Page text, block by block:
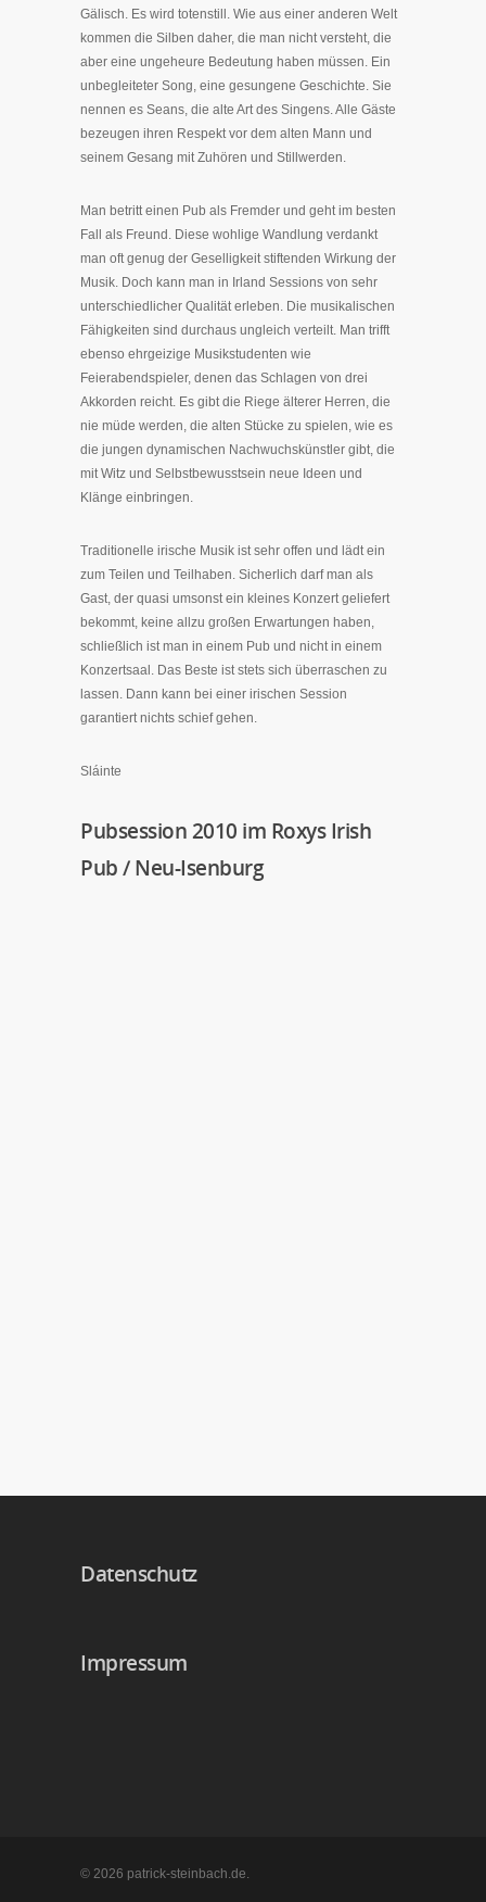
Gälisch. Es wird totenstill. Wie aus einer anderen Welt
kommen die Silben daher, die man nicht versteht, die
aber eine ungeheure Bedeutung haben müssen. Ein
unbegleiteter Song, eine gesungene Geschichte. Sie
nennen es Seans, die alte Art des Singens. Alle Gäste
bezeugen ihren Respekt vor dem alten Mann und
seinem Gesang mit Zuhören und Stillwerden.
Man betritt einen Pub als Fremder und geht im besten
Fall als Freund. Diese wohlige Wandlung verdankt
man oft genug der Geselligkeit stiftenden Wirkung der
Musik. Doch kann man in Irland Sessions von sehr
unterschiedlicher Qualität erleben. Die musikalischen
Fähigkeiten sind durchaus ungleich verteilt. Man trifft
ebenso ehrgeizige Musikstudenten wie
Feierabendspieler, denen das Schlagen von drei
Akkorden reicht. Es gibt die Riege älterer Herren, die
nie müde werden, die alten Stücke zu spielen, wie es
die jungen dynamischen Nachwuchskünstler gibt, die
mit Witz und Selbstbewusstsein neue Ideen und
Klänge einbringen.
Traditionelle irische Musik ist sehr offen und lädt ein
zum Teilen und Teilhaben. Sicherlich darf man als
Gast, der quasi umsonst ein kleines Konzert geliefert
bekommt, keine allzu großen Erwartungen haben,
schließlich ist man in einem Pub und nicht in einem
Konzertsaal. Das Beste ist stets sich überraschen zu
lassen. Dann kann bei einer irischen Session
garantiert nichts schief gehen.
Sláinte
Pubsession 2010 im Roxys Irish
Pub / Neu-Isenburg
Datenschutz
Impressum
© 2026 patrick-steinbach.de.